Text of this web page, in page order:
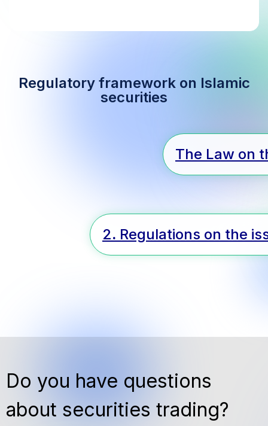
Regulatory framework on Islamic
securities
The Law on
2. Regulations on the
Do you have questions
about securities trading?